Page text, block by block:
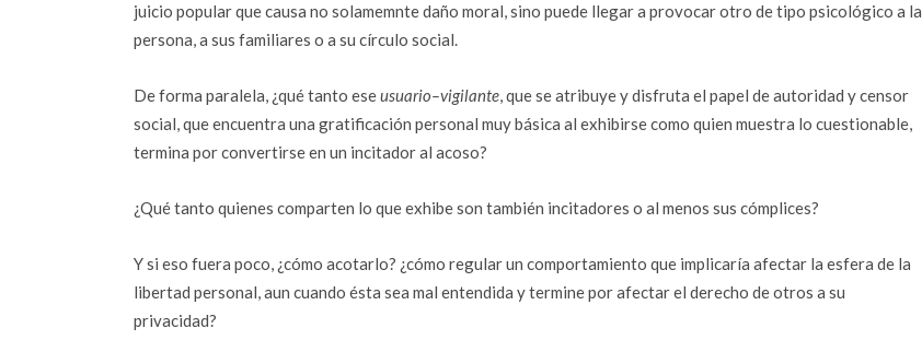
juicio popular que causa no solamemnte daño moral, sino puede llegar a provocar otro de tipo psicológico a la
persona, a sus familiares o a su círculo social.
De forma paralela, ¿qué tanto eseusuario–vigilante, que se atribuye y disfruta el papel de autoridad y censor
social, que encuentra una gratificación personal muy básica al exhibirse como quien muestra lo cuestionable,
termina por convertirse en un incitador al acoso?
¿Qué tanto quienes comparten lo que exhibe son también incitadores o al menos sus cómplices?
Y si eso fuera poco, ¿cómo acotarlo? ¿cómo regular un comportamiento que implicaría afectar la esfera de la
libertad personal, aun cuando ésta sea mal entendida y termine por afectar el derecho de otros a su
privacidad?